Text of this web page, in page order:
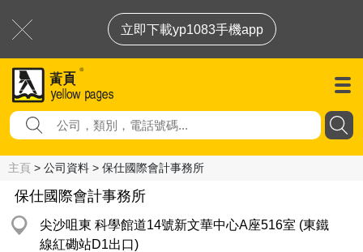
立即下載yp1083手機app
主頁 > 公司資料 > 保仕國際會計事務所
保仕國際會計事務所
尖沙咀東 科學館道14號新文華中心A座516室 (東鐵
線紅磡站D1出口)